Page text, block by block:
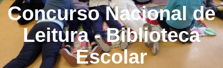
Concurso Nacional de
Leitura - Biblioteca
Escolar